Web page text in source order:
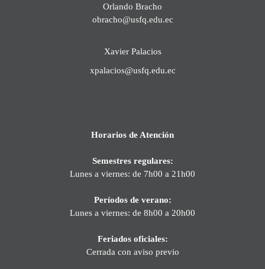
Orlando Bracho
obracho@usfq.edu.ec
Xavier Palacios
xpalacios@usfq.edu.ec
Horarios de Atención
Semestres regulares:
Lunes a viernes: de 7h00 a 21h00
Períodos de verano:
Lunes a viernes: de 8h00 a 20h00
Feriados oficiales:
Cerrada con aviso previo